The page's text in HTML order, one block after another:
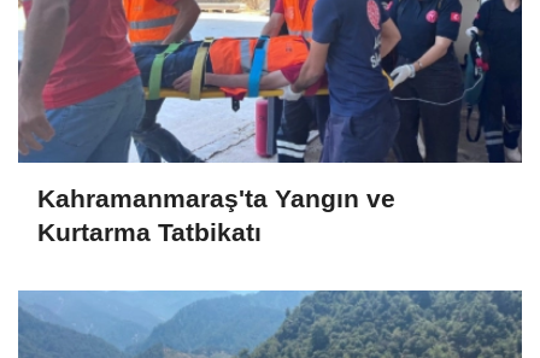
Kahramanmaraş'ta Yangın ve
Kurtarma Tatbikatı